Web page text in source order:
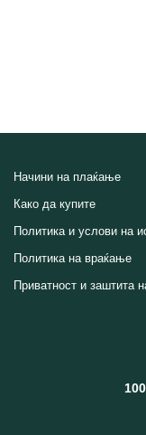
Начини на плаќање
Како да купите
Политика и услови на
Политика на враќање
Приватност и заштита